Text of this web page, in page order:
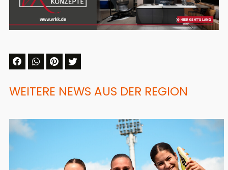
WEITERE NEWS AUS DER REGION